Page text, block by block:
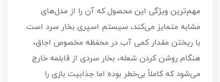
مهم‌ترین ویژگی این محصول که آن را از مدل‌های
مشابه متمایز می‌کند، سیستم اسپری بخار سرد است.
با ریختن مقدار کمی آب در محفظه مخصوص اجاق،
هنگام روشن کردن شعله، بخار سردی از قابلمه خارج
می‌شود که کاملاً بی‌خطر بوده اما جذابیت بازی را